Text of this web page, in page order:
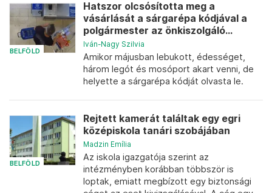
BELFÖLD
Hatszor olcsósította meg a
vásárlását a sárgarépa kódjával a
polgármester az önkiszolgáló...
Iván-Nagy Szilvia
Amikor májusban lebukott, édességet,
három legót és mosóport akart venni, de
helyette a sárgarépa kódját olvasta le.
BELFÖLD
Rejtett kamerát találtak egy egri
középiskola tanári szobájában
Madzin Emília
Az iskola igazgatója szerint az
intézményben korábban többször is
loptak, emiatt megbízott egy biztonsági